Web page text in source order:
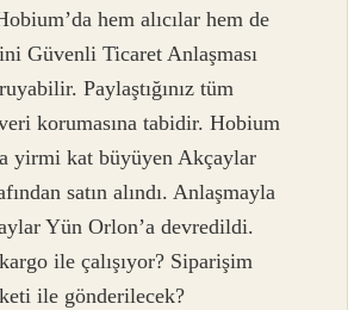
hem alıcılar hem de
Güvenli Ticaret Anlaşması
Paylaştığınız tüm
korumasına tabidir. Hobium
yirmi kat büyüyen Akçaylar
satın alındı. Anlaşmayla
Yün Orlon’a devredildi.
ile çalışıyor? Siparişim
ile gönderilecek?